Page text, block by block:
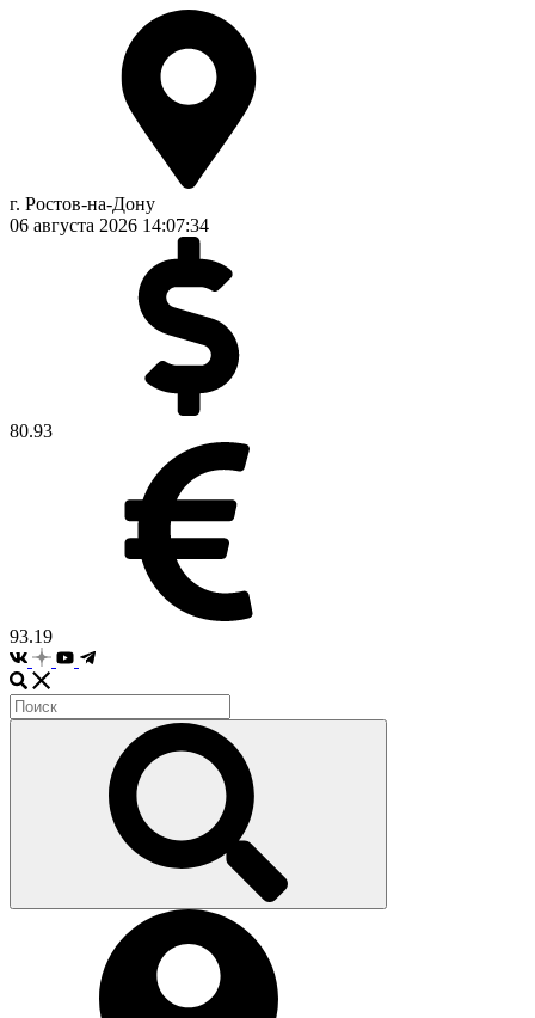
г. Ростов-на-Дону
06 августа 2026 14:07:35
80.93
93.19